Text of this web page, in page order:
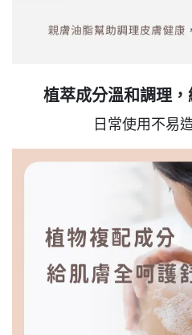
植萃成分溫和調理
日常使用不易